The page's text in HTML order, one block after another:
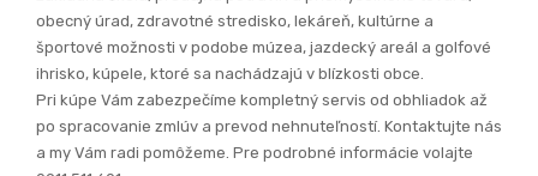
POLOHA NEHNUTEĽNOSTI NA MAPE